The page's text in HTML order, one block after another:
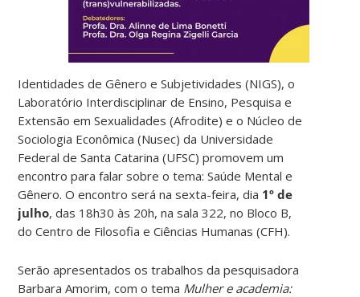
Identidades de Gênero e Subjetividades (NIGS), o
Laboratório Interdisciplinar de Ensino, Pesquisa e
Extensão em Sexualidades (Afrodite) e o Núcleo de
Sociologia Econômica (Nusec) da Universidade
Federal de Santa Catarina (UFSC) promovem um
encontro para falar sobre o tema: Saúde Mental e
Gênero. O encontro será na sexta-feira, dia 1º de
julho, das 18h30 às 20h, na sala 322, no Bloco B,
do Centro de Filosofia e Ciências Humanas (CFH).
Serão apresentados os trabalhos da pesquisadora
Barbara Amorim, com o tema Mulher e academia: